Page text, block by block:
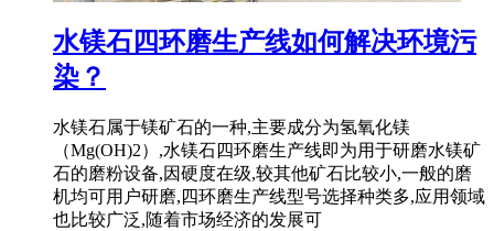
水镁石四环磨生产线如何解决环境污
染？
水镁石属于镁矿石的一种,主要成分为氢氧化镁
（Mg(OH)2）,水镁石四环磨生产线即为用于研磨水镁矿
石的磨粉设备,因硬度在级,较其他矿石比较小,一般的磨
机均可用户研磨,四环磨生产线型号选择种类多,应用领域
也比较广泛,随着市场经济的发展可